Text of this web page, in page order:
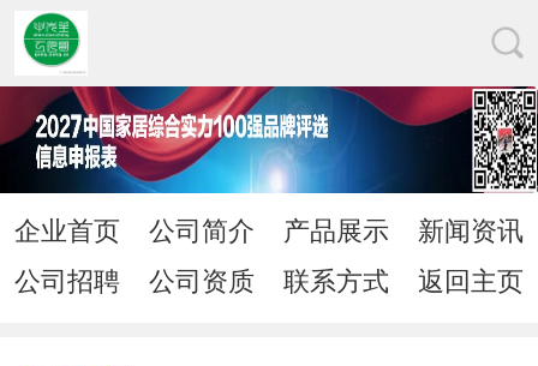
企业首页 公司简介 产品展示
新闻资讯
公司招聘
公司资质 联系方式 返回主页